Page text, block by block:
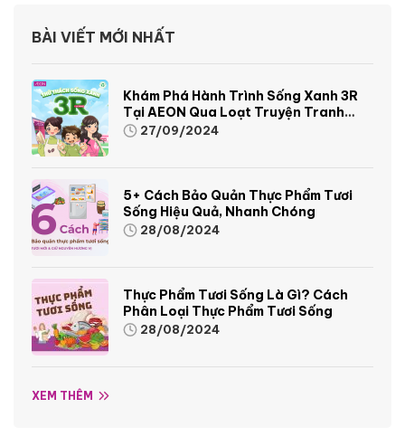
BÀI VIẾT MỚI NHẤT
Khám Phá Hành Trình Sống Xanh 3R
Tại AEON Qua Loạt Truyện Tranh
Sinh Động Và Thú Vị
27/09/2024
5+ Cách Bảo Quản Thực Phẩm Tươi
Sống Hiệu Quả, Nhanh Chóng
28/08/2024
Thực Phẩm Tươi Sống Là Gì? Cách
Phân Loại Thực Phẩm Tươi Sống
28/08/2024
XEM THÊM